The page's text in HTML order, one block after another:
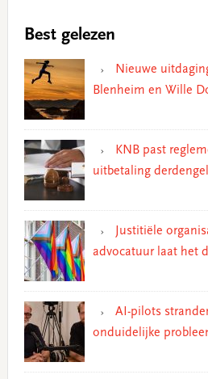
Best gelezen
Nieuwe
Blenheim en Wille
KNB past
uitbetaling
Justitiële
advocatuur laat het
AI-pilots
onduidelijke